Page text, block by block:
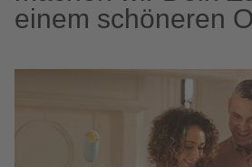
einem schöneren